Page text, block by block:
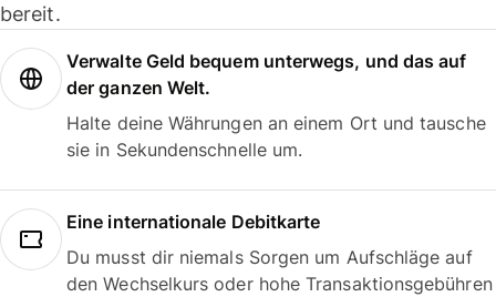
bereit.
Verwalte Geld bequem unterwegs, und das auf
der ganzen Welt.
Halte deine Währungen an einem Ort und tausche
sie in Sekundenschnelle um.
Eine internationale Debitkarte
Du musst dir niemals Sorgen um Aufschläge auf
den Wechselkurs oder hohe Transaktionsgebühren